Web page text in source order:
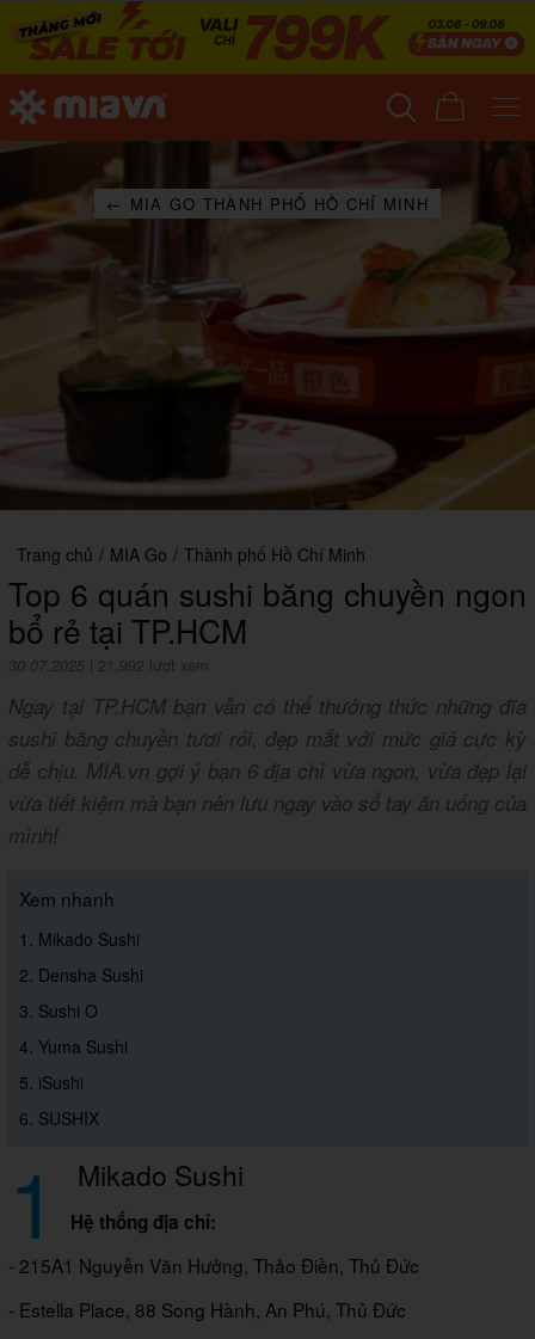
← MIA GO THÀNH PHỐ HỒ CHÍ MINH
Trang chủ / MIA Go / Thành phố Hồ Chí Minh
Top 6 quán sushi băng chuyền ngon
bổ rẻ tại TP.HCM
30.07.2025 21,992 lượt xem
Ngay tại TP.HCM bạn vẫn có thể thưởng thức những đĩa
sushi băng chuyền tươi rói, đẹp mắt với mức giá cực kỳ
dễ chịu. MIA.vn gợi ý bạn 6 địa chỉ vừa ngon, vừa đẹp lại
vừa tiết kiệm mà bạn nên lưu ngay vào sổ tay ăn uống của
mình!
Xem nhanh
1. Mikado Sushi
2. Densha Sushi
3. Sushi O
4. Yuma Sushi
5. iSushi
6. SUSHIX
1 Mikado Sushi
Hệ thống địa chỉ:
- 215A1 Nguyễn Văn Hưởng, Thảo Điền, Thủ Đức
- Estella Place, 88 Song Hành, An Phú, Thủ Đức